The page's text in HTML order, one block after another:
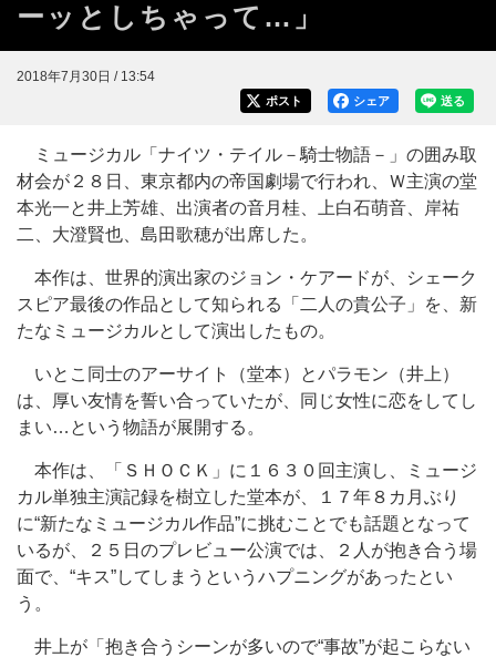
ーッとしちゃって…」
2018年7月30日 / 13:54
送る
シェア
ポスト
ミュージカル「ナイツ・テイル－騎士物語－」の囲み取
材会が２８日、東京都内の帝国劇場で行われ、Ｗ主演の堂
本光一と井上芳雄、出演者の音月桂、上白石萌音、岸祐
二、大澄賢也、島田歌穂が出席した。
本作は、世界的演出家のジョン・ケアードが、シェーク
スピア最後の作品として知られる「二人の貴公子」を、新
たなミュージカルとして演出したもの。
いとこ同士のアーサイト（堂本）とパラモン（井上）
は、厚い友情を誓い合っていたが、同じ女性に恋をしてし
まい…という物語が展開する。
本作は、「ＳＨＯＣＫ」に１６３０回主演し、ミュージ
カル単独主演記録を樹立した堂本が、１７年８カ月ぶり
に“新たなミュージカル作品”に挑むことでも話題となって
いるが、２５日のプレビュー公演では、２人が抱き合う場
面で、“キス”してしまうというハプニングがあったとい
う。
井上が「抱き合うシーンが多いので“事故”が起こらない